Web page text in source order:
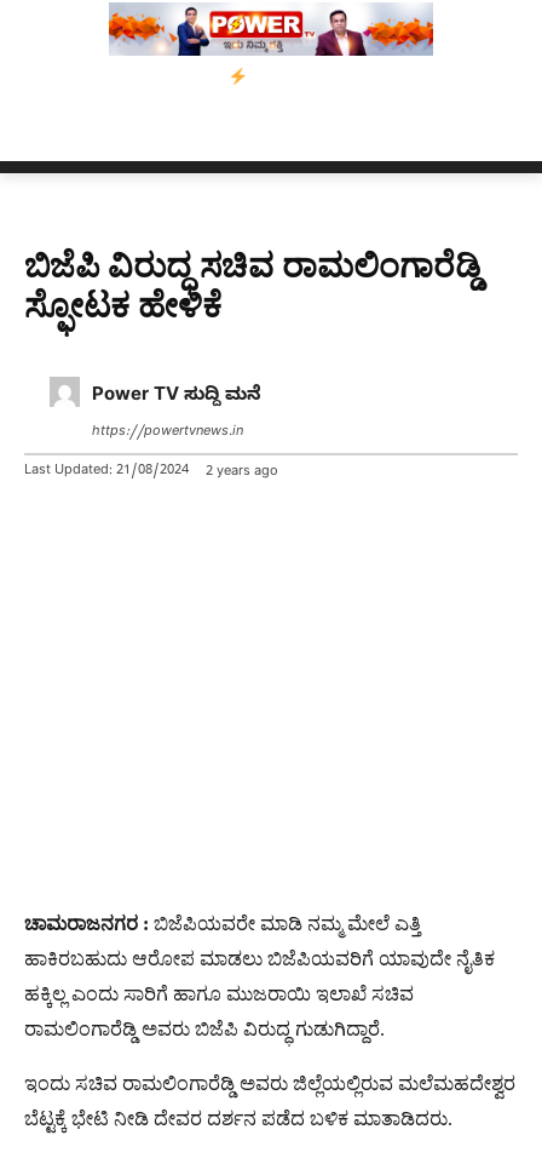
ನ್ಯೂಸ್ ಕಾರ್ಪ್‌ಗೆ ಎಐಯಿಂದ ಸಂಕಷ್ಟ: ಆಸ್ಟ್ರೇಲಿಯಾದಲ್ಲಿ
ಬಿಜೆಪಿ ವಿರುದ್ಧ ಸಚಿವ ರಾಮಲಿಂಗಾರೆಡ್ಡಿ
ಸ್ಫೋಟಕ ಹೇಳಿಕೆ
Power TV ಸುದ್ದಿ ಮನೆ
https://powertvnews.in
Last Updated: 21/08/2024 2 years ago
ಚಾಮರಾಜನಗರ : ಬಿಜೆಪಿಯವರೇ ಮಾಡಿ ನಮ್ಮ ಮೇಲೆ ಎತ್ತಿ
ಹಾಕಿರಬಹುದು ಆರೋಪ ಮಾಡಲು ಬಿಜೆಪಿಯವರಿಗೆ ಯಾವುದೇ ನೈತಿಕ
ಹಕ್ಕಿಲ್ಲ ಎಂದು ಸಾರಿಗೆ ಹಾಗೂ ಮುಜರಾಯಿ ಇಲಾಖೆ ಸಚಿವ
ರಾಮಲಿಂಗಾರೆಡ್ಡಿ ಅವರು ಬಿಜೆಪಿ ವಿರುದ್ಧ ಗುಡುಗಿದ್ದಾರೆ.
ಇಂದು ಸಚಿವ ರಾಮಲಿಂಗಾರೆಡ್ಡಿ ಅವರು ಜಿಲ್ಲೆಯಲ್ಲಿರುವ ಮಲೆಮಹದೇಶ್ವರ
ಬೆಟ್ಟಕ್ಕೆ ಭೇಟಿ ನೀಡಿ ದೇವರ ದರ್ಶನ ಪಡೆದ ಬಳಿಕ ಮಾತಾಡಿದರು.